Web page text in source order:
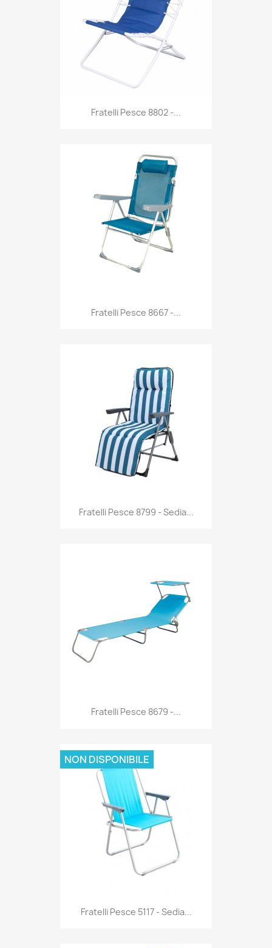
Anteprima
Fratelli Pesce 8802 -...
Anteprima
Fratelli Pesce 8667 -...
Anteprima
Fratelli Pesce 8799 - Sedia...
Anteprima
Fratelli Pesce 8679 -...
Anteprima
Fratelli Pesce 5117 - Sedia...
NON DISPONIBILE